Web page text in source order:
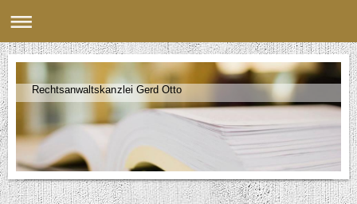
Rechtsanwaltskanzlei Gerd Otto